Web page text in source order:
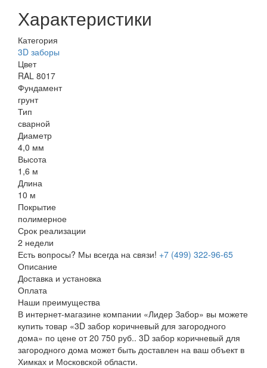
Характеристики
Категория
3D заборы
Цвет
RAL 8017
Фундамент
грунт
Тип
сварной
Диаметр
4,0 мм
Высота
1,6 м
Длина
10 м
Покрытие
полимерное
Срок реализации
2 недели
Есть вопросы? Мы всегда на связи! +7 (499) 322-96-65
Описание
Доставка и установка
Оплата
Наши преимущества
В интернет-магазине компании «Лидер Забор» вы можете
купить товар «3D забор коричневый для загородного
дома» по цене от 20 750 руб.. 3D забор коричневый для
загородного дома может быть доставлен на ваш объект в
Химках и Московской области.